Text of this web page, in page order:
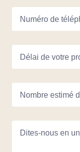
Numéro de
Délai de votre
Nombre estimé
Dites-nous en